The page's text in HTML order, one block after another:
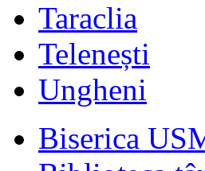
Taraclia
Telenești
Ungheni
Biserica